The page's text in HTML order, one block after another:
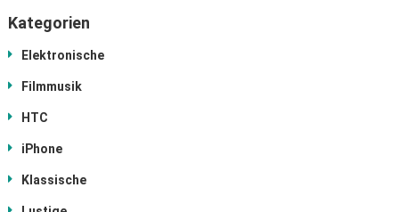
Kategorien
Elektronische
Filmmusik
HTC
iPhone
Klassische